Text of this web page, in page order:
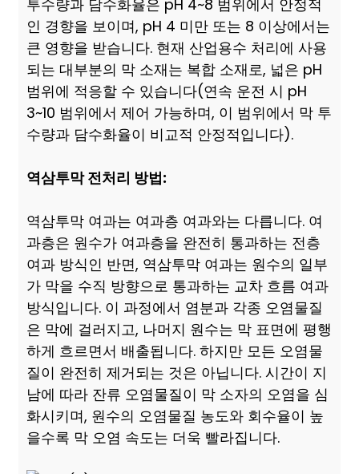
투수량과 담수화율은 pH 4~8 범위에서 안정적
인 경향을 보이며, pH 4 미만 또는 8 이상에서는
큰 영향을 받습니다. 현재 산업용수 처리에 사용
되는 대부분의 막 소재는 복합 소재로, 넓은 pH
범위에 적응할 수 있습니다(연속 운전 시 pH
3~10 범위에서 제어 가능하며, 이 범위에서 막 투
수량과 담수화율이 비교적 안정적입니다).
역삼투막 전처리 방법:
역삼투막 여과는 여과층 여과와는 다릅니다. 여
과층은 원수가 여과층을 완전히 통과하는 전층
여과 방식인 반면, 역삼투막 여과는 원수의 일부
가 막을 수직 방향으로 통과하는 교차 흐름 여과
방식입니다. 이 과정에서 염분과 각종 오염물질
은 막에 걸러지고, 나머지 원수는 막 표면에 평행
하게 흐르면서 배출됩니다. 하지만 모든 오염물
질이 완전히 제거되는 것은 아닙니다. 시간이 지
남에 따라 잔류 오염물질이 막 소자의 오염을 심
화시키며, 원수의 오염물질 농도와 회수율이 높
을수록 막 오염 속도는 더욱 빨라집니다.